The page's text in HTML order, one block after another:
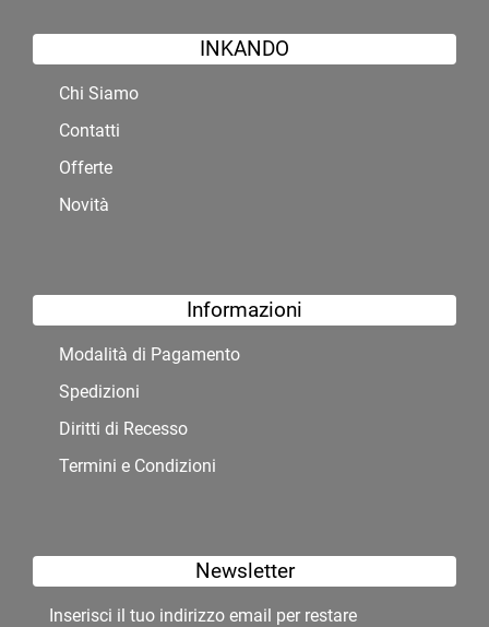
INKANDO
Chi Siamo
Contatti
Offerte
Novità
Informazioni
Modalità di Pagamento
Spedizioni
Diritti di Recesso
Termini e Condizioni
Newsletter
Inserisci il tuo indirizzo email per restare